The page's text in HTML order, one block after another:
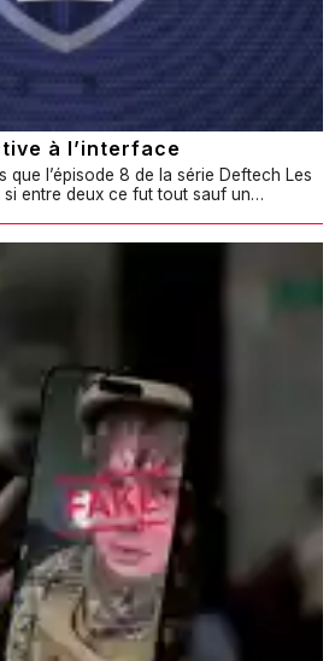
à l’interface
que l’épisode 8 de la série Deftech Les
entre deux ce fut tout sauf un…